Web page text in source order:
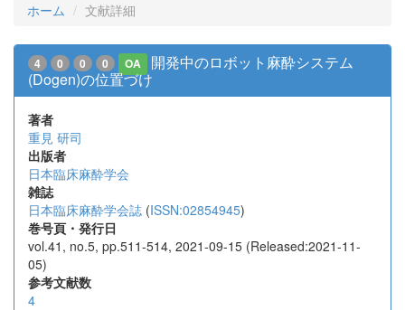
ホーム 文献詳細
4 0 0 0 OA
開発中のロボット麻酔システム
(Dogen)の位置づけ
著者
重見 研司
出版者
日本臨床麻酔学会
雑誌
日本臨床麻酔学会誌 (ISSN:02854945)
巻号頁・発行日
vol.41, no.5, pp.511-514, 2021-09-15 (Released:2021-11-
05)
参考文献数
4